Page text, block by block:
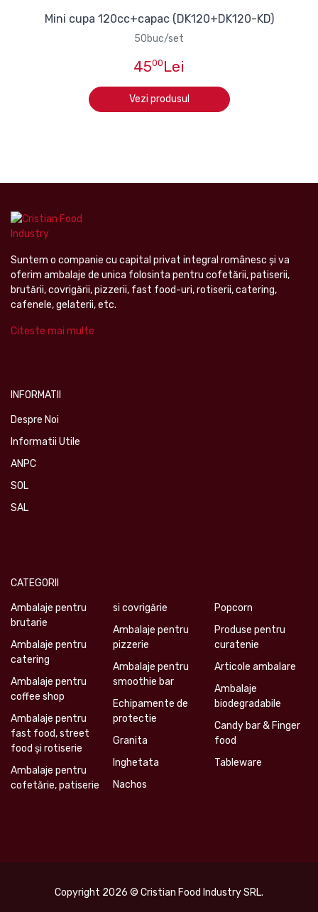
Mini cupa 120cc+capac (DK120+DK120-KD)
50buc/set
4500 Lei
Vezi produsul
Suntem o companie cu capital privat integral românesc şi va
oferim ambalaje de unica folosinta pentru cofetării, patiserii,
brutării, covrigării, pizzerii, fast food-uri, rotiserii, catering,
cafenele, gelaterii, etc.
Citeste mai multe
INFORMATII
Despre Noi
Informatii Utile
ANPC
SOL
SAL
CATEGORII
Ambalaje pentru
brutarie
Ambalaje pentru
catering
Ambalaje pentru
coffee shop
Ambalaje pentru
fast food, street
food și rotiserie
Ambalaje pentru
cofetărie, patiserie
si covrigărie
Ambalaje pentru
pizzerie
Ambalaje pentru
smoothie bar
Echipamente de
protectie
Granita
Inghetata
Nachos
Popcorn
Produse pentru
curatenie
Articole ambalare
Ambalaje
biodegradabile
Candy bar & Finger
food
Tableware
Copyright 2026 © Cristian Food Industry SRL.